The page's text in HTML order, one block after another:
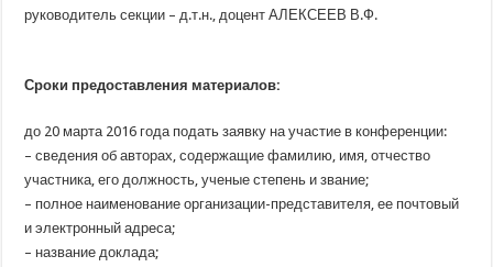
руководитель секции – д.т.н., доцент АЛЕКСЕЕВ В.Ф.
Сроки предоставления материалов:
до 20 марта 2016 года подать заявку на участие в конференции:
– сведения об авторах, содержащие фамилию, имя, отчество
участника, его должность, ученые степень и звание;
– полное наименование организации-представителя, ее почтовый
и электронный адреса;
– название доклада;